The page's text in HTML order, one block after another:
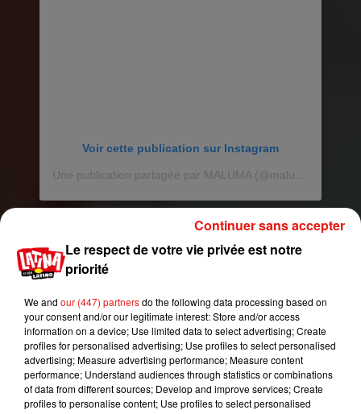
Voir cette publication sur Instagram
Une publication partagée par MALUMA (@maluma)
Le respect de votre vie privée est notre
priorité
We and our (447) partnersdo the following data processing based on
your consent and/or our legitimate interest: Store and/or access
information on a device; Use limited data to select advertising; Create
profiles for personalised advertising; Use profiles to select personalised
advertising; Measure advertising performance; Measure content
performance; Understand audiences through statistics or combinations
of data from different sources; Develop and improve services; Create
profiles to personalise content; Use profiles to select personalised
Continuer sans accepter